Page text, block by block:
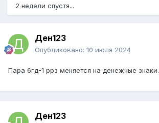
2 недели спустя...
Ден123
Опубликовано: 10 июля 2024
Пара 6гд-1 ррз меняется на денежные знаки.
Ден123